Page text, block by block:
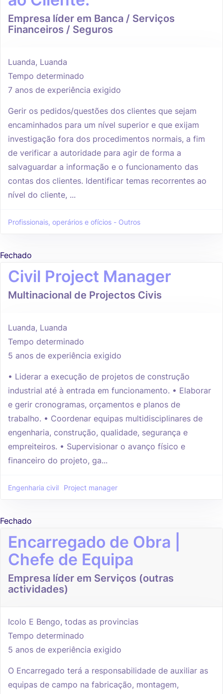
Empresa líder em Banca / Serviços
Financeiros / Seguros
Luanda, Luanda
Tempo determinado
7 anos de experiência exigido
Gerir os pedidos/questões dos clientes que sejam
encaminhados para um nível superior e que exijam
investigação fora dos procedimentos normais, a fim
de verificar a autoridade para agir de forma a
salvaguardar a informação e o funcionamento das
contas dos clientes. Identificar temas recorrentes ao
nível do cliente, ...
Profissionais, operários e ofícios - Outros
Fechado
Civil Project Manager
Multinacional de Projectos Civis
Luanda, Luanda
Tempo determinado
5 anos de experiência exigido
• Liderar a execução de projetos de construção
industrial até à entrada em funcionamento. • Elaborar
e gerir cronogramas, orçamentos e planos de
trabalho. • Coordenar equipas multidisciplinares de
engenharia, construção, qualidade, segurança e
empreiteiros. • Supervisionar o avanço físico e
financeiro do projeto, ga...
Engenharia civil Project manager
Fechado
Encarregado de Obra |
Chefe de Equipa
Empresa líder em Serviços (outras
actividades)
Icolo E Bengo, todas as provincias
Tempo determinado
5 anos de experiência exigido
O Encarregado terá a responsabilidade de auxiliar as
equipas de campo na fabricação, montagem,